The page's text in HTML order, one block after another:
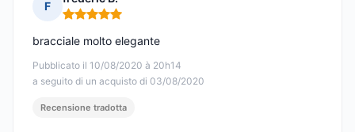
F
Nota: 5 su 5
Pubblicato il 10/08/2020 à 20h14
a seguito di un acquisto di 03/08/2020
bracciale molto elegante
Recensione tradotta